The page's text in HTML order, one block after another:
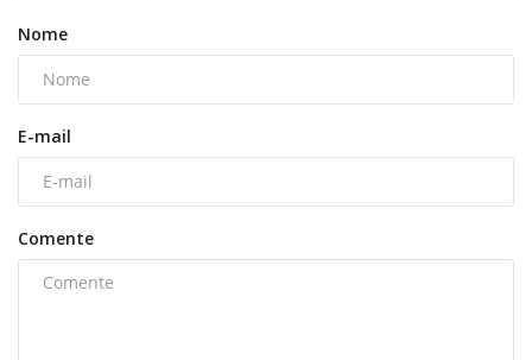
Nome
E-mail
Comente